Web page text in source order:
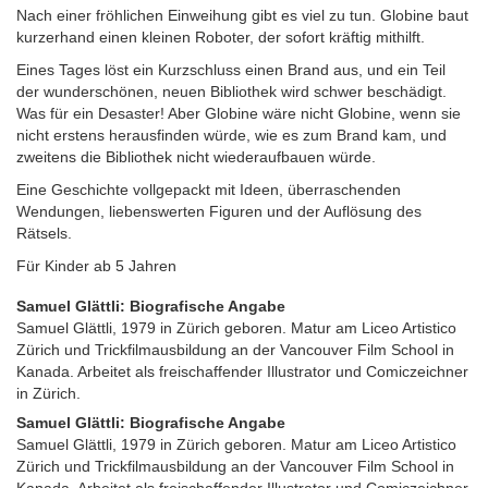
Nach einer fröhlichen Einweihung gibt es viel zu tun. Globine baut
kurzerhand einen kleinen Roboter, der sofort kräftig mithilft.
Eines Tages löst ein Kurzschluss einen Brand aus, und ein Teil
der wunderschönen, neuen Bibliothek wird schwer beschädigt.
Was für ein Desaster! Aber Globine wäre nicht Globine, wenn sie
nicht erstens herausfinden würde, wie es zum Brand kam, und
zweitens die Bibliothek nicht wiederaufbauen würde.
Eine Geschichte vollgepackt mit Ideen, überraschenden
Wendungen, liebenswerten Figuren und der Auflösung des
Rätsels.
Für Kinder ab 5 Jahren
Samuel Glättli: Biografische Angabe
Samuel Glättli, 1979 in Zürich geboren. Matur am Liceo Artistico
Zürich und Trickfilmausbildung an der Vancouver Film School in
Kanada. Arbeitet als freischaffender Illustrator und Comiczeichner
in Zürich.
Samuel Glättli: Biografische Angabe
Samuel Glättli, 1979 in Zürich geboren. Matur am Liceo Artistico
Zürich und Trickfilmausbildung an der Vancouver Film School in